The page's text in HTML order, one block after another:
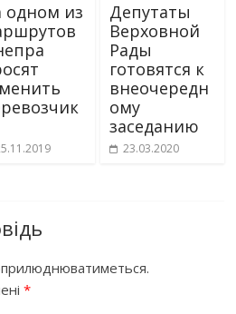
одном из
Депутаты
Верховной
Рады
готовятся к
внеочередн
ому
заседанию
23.03.2020
*